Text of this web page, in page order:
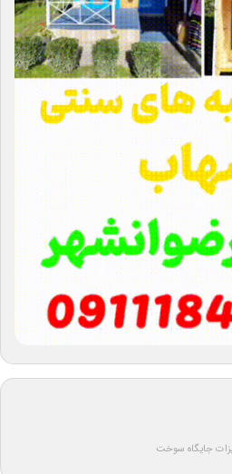
جایگاه سوخت